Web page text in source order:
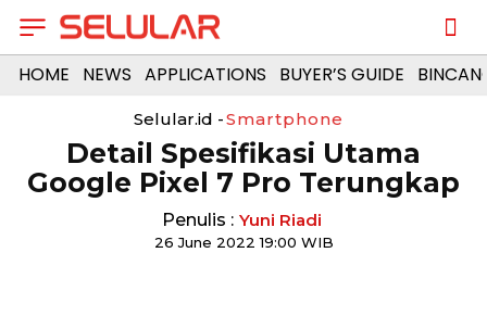
HOME NEWS APPLICATIONS BUYER’S GUIDE
Selular.id -Smartphone
Detail Spesifikasi Utama
Google Pixel 7 Pro Terungkap
Penulis : Yuni Riadi
26 June 2022 19:00 WIB